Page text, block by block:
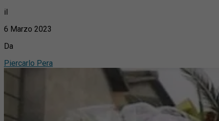
il
6 Marzo 2023
Da
Piercarlo Pera